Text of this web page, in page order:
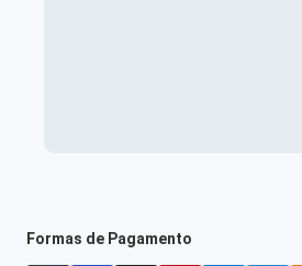
Formas de Pagamento